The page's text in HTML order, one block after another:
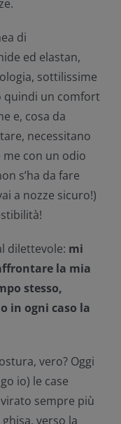
di
ed elastan,
sottilissime
quindi un comfort
e, cosa da
necessitano
me con un odio
s’ha da fare
a nozze sicuro!)
dilettevole: mi
la mia
stesso,
in ogni caso la
vero? Oggi
io) le case
sempre più
verso la